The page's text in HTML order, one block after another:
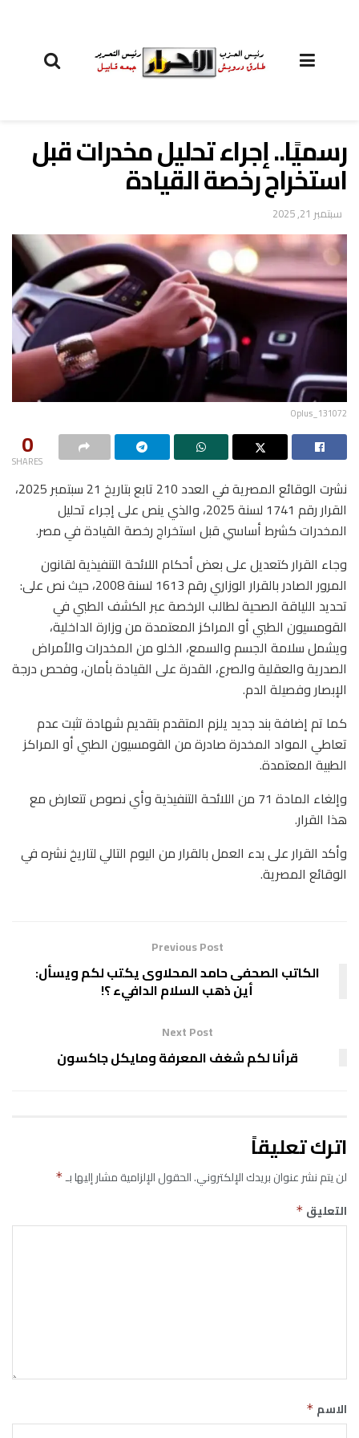
رسميًا.. إجراء تحليل مخدرات قبل
استخراج رخصة القيادة
سبتمبر 21, 2025
Oplus_131072
0
SHARES
نشرت الوقائع المصرية في العدد 210 تابع بتاريخ 21 سبتمبر 2025،
القرار رقم 1741 لسنة 2025، والذي ينص على إجراء تحليل
المخدرات كشرط أساسي قبل استخراج رخصة القيادة في مصر.
وجاء القرار كتعديل على بعض أحكام اللائحة التنفيذية لقانون
المرور الصادر بالقرار الوزاري رقم 1613 لسنة 2008، حيث نص على:
تحديد اللياقة الصحية لطالب الرخصة عبر الكشف الطبي في
القومسيون الطبي أو المراكز المعتمدة من وزارة الداخلية،
ويشمل سلامة الجسم والسمع، الخلو من المخدرات والأمراض
الصدرية والعقلية والصرع، القدرة على القيادة بأمان، وفحص درجة
الإبصار وفصيلة الدم.
كما تم إضافة بند جديد يلزم المتقدم بتقديم شهادة تثبت عدم
تعاطي المواد المخدرة صادرة من القومسيون الطبي أو المراكز
الطبية المعتمدة.
وإلغاء المادة 71 من اللائحة التنفيذية وأي نصوص تتعارض مع
هذا القرار.
وأكد القرار على بدء العمل بالقرار من اليوم التالي لتاريخ نشره في
الوقائع المصرية.
Previous Post
الكاتب الصحفى حامد المحلاوى يكتب لكم ويسأل:
أين ذهب السلام الدافيء ؟!
Next Post
قرأنا لكم شغف المعرفة ومايكل جاكسون
اترك تعليقاً
لن يتم نشر عنوان بريدك الإلكتروني.الحقول الإلزامية مشار إليها بـ*
التعليق *
الاسم *